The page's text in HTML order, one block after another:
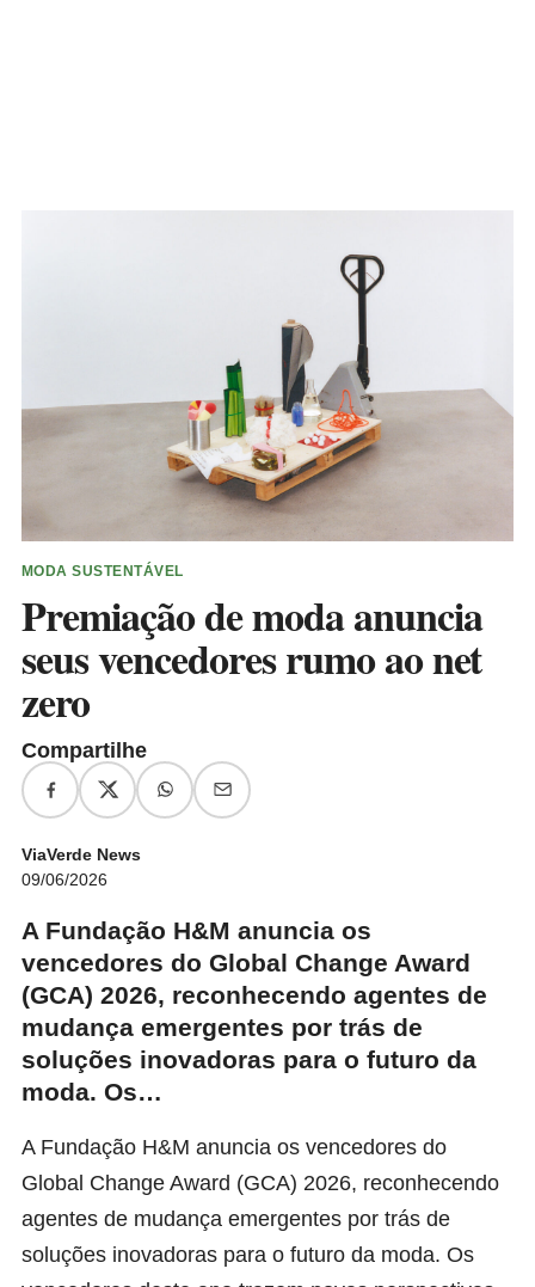
MODA SUSTENTÁVEL
Premiação de moda anuncia
seus vencedores rumo ao net
zero
Compartilhe
ViaVerde News
09/06/2026
A Fundação H&M anuncia os
vencedores do Global Change Award
(GCA) 2026, reconhecendo agentes de
mudança emergentes por trás de
soluções inovadoras para o futuro da
moda. Os…
A Fundação H&M anuncia os vencedores do
Global Change Award (GCA) 2026, reconhecendo
agentes de mudança emergentes por trás de
soluções inovadoras para o futuro da moda. Os